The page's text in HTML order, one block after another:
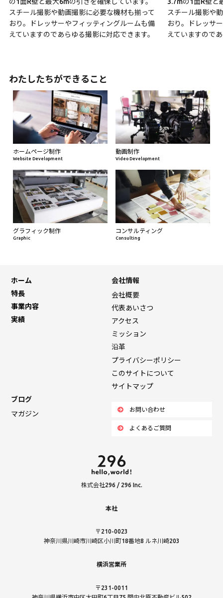
の1面R壁と最大6mの引きを確保しています。
スチール撮影や動画撮影に必要な機材も揃って
おり。ドレッサーやフィッティングルームも備
えていますのであらゆる撮影に対応できます。
3.7mの1面R壁と
スチール撮影や
おり。ドレッサ
えていますので
わたしたちができること
ホームページ制作
Website Development
動画制作
Video Development
グラフィック制作
Graphic
コンサルティング
Consulting
ホーム
特長
事業内容
実績
会社情報
会社概要
代表あいさつ
アクセス
ミッション
沿革
プライバシーポリシー
このサイトについて
サイトマップ
ブログ
マガジン
お問い合わせ
よくあるご質問
株式会社296 / 296 Inc.
本社
〒210-0023
神奈川県川崎市川崎区小川町18番地8 ルネ川崎203
横浜営業所
〒231-0011